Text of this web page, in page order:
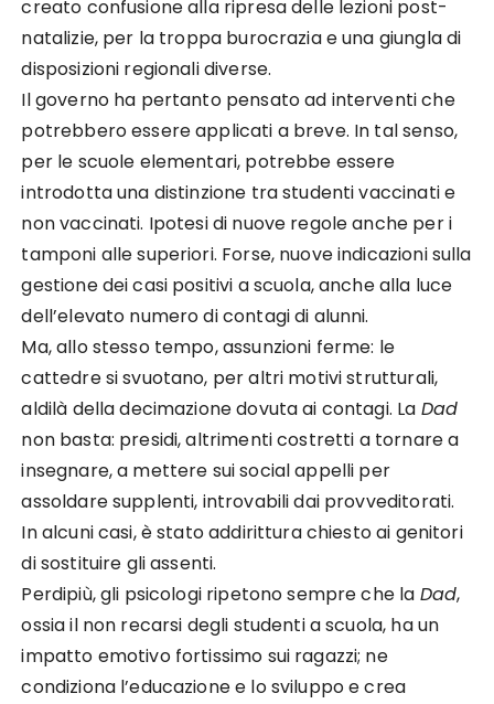
creato confusione alla ripresa delle lezioni post-
natalizie, per la troppa burocrazia e una giungla di
disposizioni regionali diverse.
Il governo ha pertanto pensato ad interventi che
potrebbero essere applicati a breve. In tal senso,
per le scuole elementari, potrebbe essere
introdotta una distinzione tra studenti vaccinati e
non vaccinati. Ipotesi di nuove regole anche per i
tamponi alle superiori. Forse, nuove indicazioni sulla
gestione dei casi positivi a scuola, anche alla luce
dell’elevato numero di contagi di alunni.
Ma, allo stesso tempo, assunzioni ferme: le
cattedre si svuotano, per altri motivi strutturali,
aldilà della decimazione dovuta ai contagi. La Dad
non basta: presidi, altrimenti costretti a tornare a
insegnare, a mettere sui social appelli per
assoldare supplenti, introvabili dai provveditorati.
In alcuni casi, è stato addirittura chiesto ai genitori
di sostituire gli assenti.
Perdipiù, gli psicologi ripetono sempre che la Dad,
ossia il non recarsi degli studenti a scuola, ha un
impatto emotivo fortissimo sui ragazzi; ne
condiziona l’educazione e lo sviluppo e crea